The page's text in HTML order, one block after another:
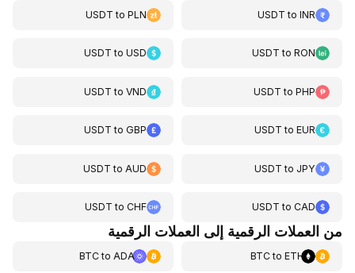
USDT toINR
USDT toPLN
USDT toRON
USDT toUSD
USDT toPHP
USDT toVND
USDT toEUR
USDT toGBP
USDT toJPY
USDT to AUD
USDT toCAD
USDT toCHF
من العملات الرقمية إلى العملات الرقمية
BTCtoETH
BTCtoADA